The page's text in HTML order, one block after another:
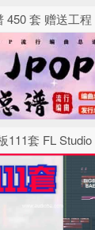
450 套 赠送工程
111套 FL Studio